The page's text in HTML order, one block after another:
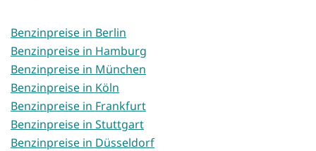
Benzinpreise in Berlin
Benzinpreise in Hamburg
Benzinpreise in München
Benzinpreise in Köln
Benzinpreise in Frankfurt
Benzinpreise in Stuttgart
Benzinpreise in Düsseldorf